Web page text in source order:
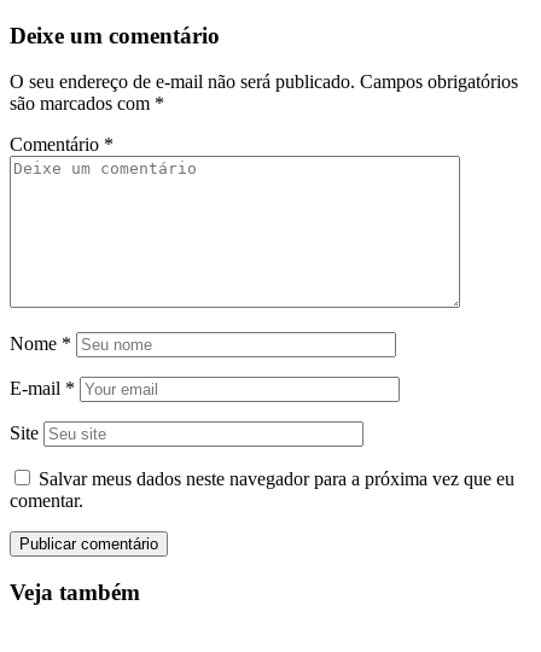
Deixe um comentário
O seu endereço de e-mail não será publicado. Campos obrigatórios
são marcados com *
Comentário *
Nome *
E-mail *
Site
Salvar meus dados neste navegador para a próxima vez que eu
comentar.
Veja também